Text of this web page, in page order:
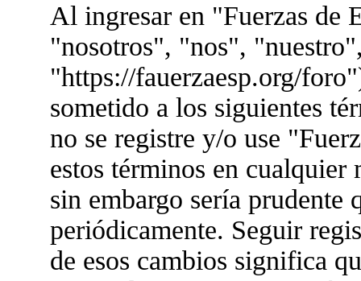
Al ingresar en "Fuerzas de
"nosotros", "nos",
"https://fauerzaesp.org/
sometido a los siguientes
no se registre y/o use
estos términos en
sin embargo sería prudente
periódicamente. Seguir
de esos cambios significa